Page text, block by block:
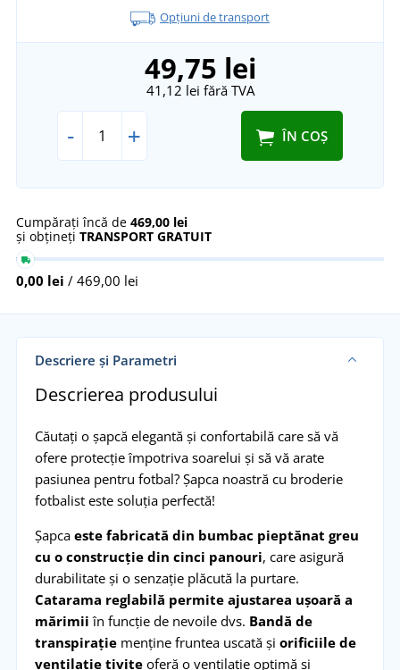
Opțiuni de transport
49,75 lei
41,12 lei fără TVA
- + ÎN COȘ
Cumpărați încă de 469,00 lei
și obțineți TRANSPORT GRATUIT
0,00 lei / 469,00 lei
Descriere și Parametri
Descrierea produsului
Căutați o șapcă elegantă și confortabilă care să vă
ofere protecție împotriva soarelui și să vă arate
pasiunea pentru fotbal? Șapca noastră cu broderie
fotbalist este soluția perfectă!
Șapca este fabricată din bumbac pieptănat greu
cu o construcție din cinci panouri, care asigură
durabilitate și o senzație plăcută la purtare.
Catarama reglabilă permite ajustarea ușoară a
mărimii în funcție de nevoile dvs. Bandă de
transpirațiemenține fruntea uscată și orificiile de
ventilație tiviteoferă o ventilație optimă și